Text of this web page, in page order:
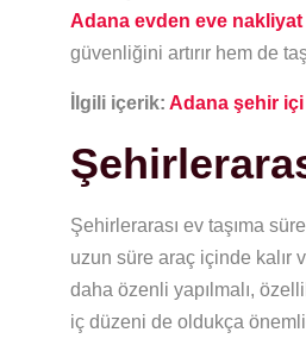
Adana evden eve nakliyat
güvenliğini artırır hem de
İlgili içerik: Adana şehir
Şehirlerarası ev taşıma
uzun süre araç içinde kalır
daha özenli yapılmalı,
iç düzeni de oldukça